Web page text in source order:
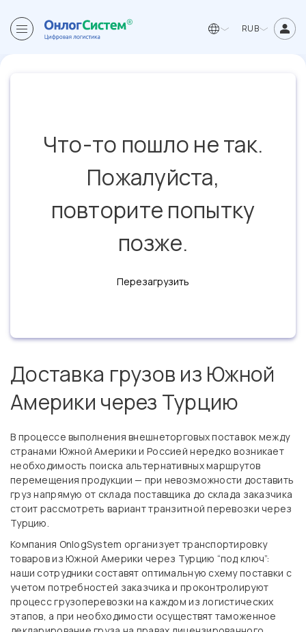
RUB
Что-то пошло не так.
Пожалуйста,
повторите попытку
позже.
Перезагрузить
Доставка грузов из Южной
Америки через Турцию
В процессе выполнения внешнеторговых поставок между
странами Южной Америки и Россией нередко возникает
необходимость поиска альтернативных маршрутов
перемещения продукции — при невозможности доставить
груз напрямую от склада поставщика до склада заказчика
стоит рассмотреть вариант транзитной перевозки через
Турцию.
Компания OnlogSystem организует транспортировку
товаров из Южной Америки через Турцию “под ключ”:
наши сотрудники составят оптимальную схему поставки с
учетом потребностей заказчика и проконтролируют
процесс грузоперевозки на каждом из логистических
этапов, а при необходимости осуществят таможенное